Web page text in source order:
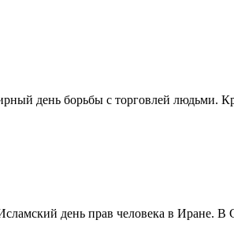
день борьбы с торговлей людьми.
день прав человека в